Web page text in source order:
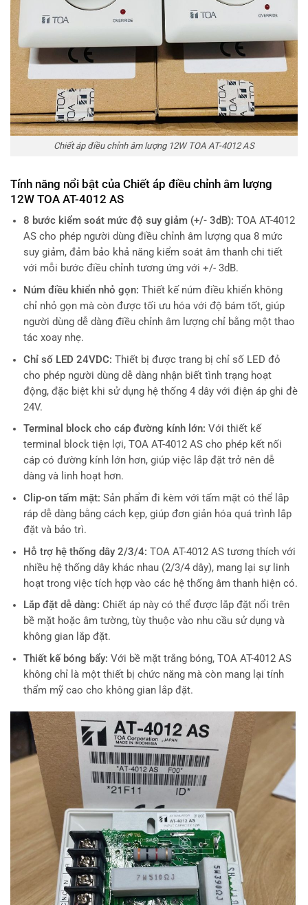
Chiết áp điều chỉnh âm lượng 12W TOA AT-4012 AS
Tính năng nổi bật của Chiết áp điều chỉnh âm lượng
12W TOA AT-4012 AS
8 bước kiểm soát mức độ suy giảm (+/- 3dB): TOA AT-4012
AS cho phép người dùng điều chỉnh âm lượng qua 8 mức
suy giảm, đảm bảo khả năng kiểm soát âm thanh chi tiết
với mỗi bước điều chỉnh tương ứng với +/- 3dB.
Núm điều khiển nhỏ gọn: Thiết kế núm điều khiển không
chỉ nhỏ gọn mà còn được tối ưu hóa với độ bám tốt, giúp
người dùng dễ dàng điều chỉnh âm lượng chỉ bằng một thao
tác xoay nhẹ.
Chỉ số LED 24VDC: Thiết bị được trang bị chỉ số LED đỏ
cho phép người dùng dễ dàng nhận biết tình trạng hoạt
động, đặc biệt khi sử dụng hệ thống 4 dây với điện áp ghi đè
24V.
Terminal block cho cáp đường kính lớn: Với thiết kế
terminal block tiện lợi, TOA AT-4012 AS cho phép kết nối
cáp có đường kính lớn hơn, giúp việc lắp đặt trở nên dễ
dàng và linh hoạt hơn.
Clip-on tấm mặt: Sản phẩm đi kèm với tấm mặt có thể lắp
ráp dễ dàng bằng cách kẹp, giúp đơn giản hóa quá trình lắp
đặt và bảo trì.
Hỗ trợ hệ thống dây 2/3/4: TOA AT-4012 AS tương thích với
nhiều hệ thống dây khác nhau (2/3/4 dây), mang lại sự linh
hoạt trong việc tích hợp vào các hệ thống âm thanh hiện có.
Lắp đặt dễ dàng: Chiết áp này có thể được lắp đặt nổi trên
bề mặt hoặc âm tường, tùy thuộc vào nhu cầu sử dụng và
không gian lắp đặt.
Thiết kế bóng bẩy: Với bề mặt trắng bóng, TOA AT-4012 AS
không chỉ là một thiết bị chức năng mà còn mang lại tính
thẩm mỹ cao cho không gian lắp đặt.